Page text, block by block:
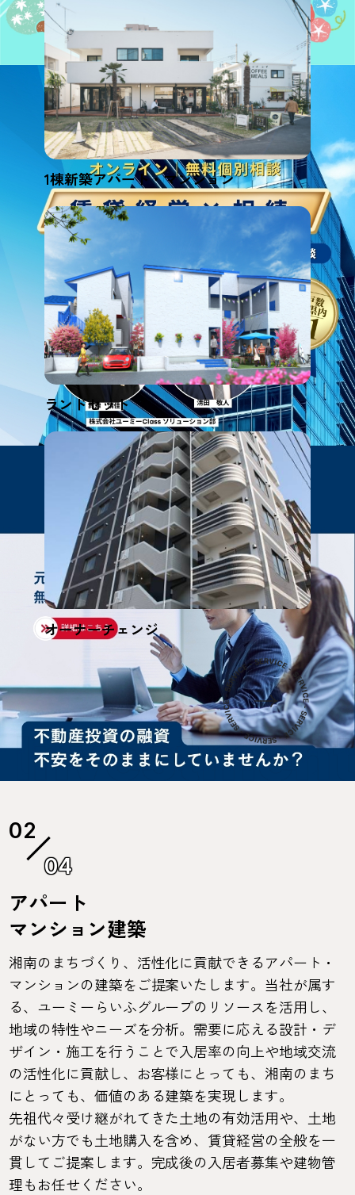
1棟新築アパート・マンション
ランドセット
オーナーチェンジ
04
アパート
マンション建築
湘南のまちづくり、活性化に貢献できるアパート・
マンションの建築をご提案いたします。当社が属す
る、ユーミーらいふグループのリソースを活用し、
地域の特性やニーズを分析。需要に応える設計・デ
ザイン・施工を行うことで入居率の向上や地域交流
の活性化に貢献し、お客様にとっても、湘南のまち
にとっても、価値のある建築を実現します。
先祖代々受け継がれてきた土地の有効活用や、土地
がない方でも土地購入を含め、賃貸経営の全般を一
貫してご提案します。完成後の入居者募集や建物管
理もお任せください。